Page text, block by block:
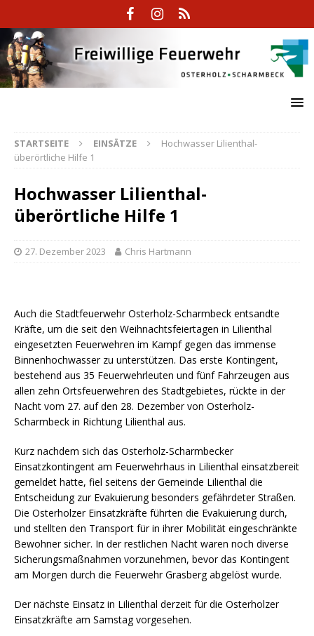
STARTSEITE EINSÄTZE
Hochwasser Lilienthal-
überörtliche Hilfe 1
Hochwasser Lilienthal-
überörtliche Hilfe 1
27. Dezember 2023 Chris Hartmann
Auch die Stadtfeuerwehr Osterholz-Scharmbeck entsandte
Kräfte, um die seit den Weihnachtsfeiertagen in Lilienthal
eingesetzten Feuerwehren im Kampf gegen das immense
Binnenhochwasser zu unterstützen. Das erste Kontingent,
bestehend aus 35 Feuerwehrleuten und fünf Fahrzeugen aus
allen zehn Ortsfeuerwehren des Stadtgebietes, rückte in der
Nacht vom 27. auf den 28. Dezember von Osterholz-
Scharmbeck in Richtung Lilienthal aus.
Kurz nachdem sich das Osterholz-Scharmbecker
Einsatzkontingent am Feuerwehrhaus in Lilienthal einsatzbereit
gemeldet hatte, fiel seitens der Gemeinde Lilienthal die
Entscheidung zur Evakuierung besonders gefährdeter Straßen.
Die Osterholzer Einsatzkräfte führten die Evakuierung durch,
und stellten den Transport für in ihrer Mobilität eingeschränkte
Bewohner sicher. In der restlichen Nacht waren noch diverse
Sicherungsmaßnahmen vorzunehmen, bevor das Kontingent
am Morgen durch die Feuerwehr Grasberg abgelöst wurde.
Der nächste Einsatz in Lilienthal derzeit für die Osterholzer
Einsatzkräfte am Samstag vorgesehen.